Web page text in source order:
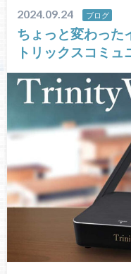
2024.09.24 ブログ
ちょっと変わった
トリックスコミ